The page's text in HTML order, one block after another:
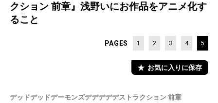
クション 前章』浅野いにお作品をアニメ化す
ること
PAGES 1 2 3 4 5
お気に入りに保存
デッドデッドデーモンズデデデデデストラクション 前章